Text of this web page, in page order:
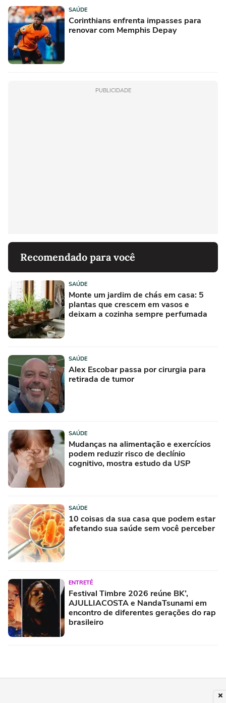
SAÚDE
Corinthians enfrenta impasses para
renovar com Memphis Depay
PUBLICIDADE
Recomendado para você
SAÚDE
Monte um jardim de chás em casa: 5
plantas que crescem em vasos e
deixam a cozinha sempre perfumada
SAÚDE
Alex Escobar passa por cirurgia para
retirada de tumor
SAÚDE
Mudanças na alimentação e exercícios
podem reduzir risco de declínio
cognitivo, mostra estudo da USP
SAÚDE
10 coisas da sua casa que podem estar
afetando sua saúde sem você perceber
ENTRETÊ
Festival Timbre 2026 reúne BK’,
AJULLIACOSTA e NandaTsunami em
encontro de diferentes gerações do rap
brasileiro